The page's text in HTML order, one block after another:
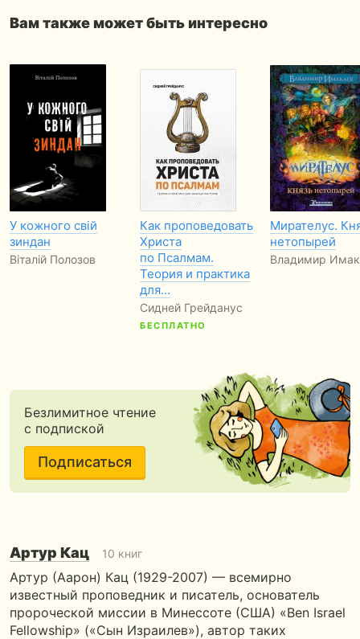
Вам также может быть интересно
У кожного свій
зиндан
Віталій Полозов
Как проповедовать
Христа
по Псалмам.
Теория и практика
для…
Сидней Грейданус
БЕСПЛАТНО
Мирателус.
нетопырей
Владимир
Безлимитное чтение
с подпиской
Подписаться
Артур Кац 10 книг
Артур (Аарон) Кац (1929-2007) — всемирно
известный проповедник и писатель, основатель
пророческой миссии в Минессоте (США) «Ben Israel
Fellowship» («Сын Израилев»), автор таких